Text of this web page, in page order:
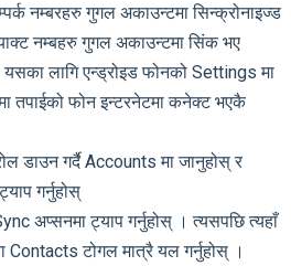
नम्बरहरु गुगल अकाउन्टमा सिन्क्रोनाइज्ड
नम्बहरु गुगल अकाउन्टमा सिंक भए
लागि एन्ड्रोइड फोनको Settings मा
तपाईको फोन इन्टरनेटमा कनेक्ट भएकै
डाउन गर्दै Accounts मा जानुहोस् र
गर्नुहोस्
अप्सनमा ट्याप गर्नुहोस् । त्यसपछि त्यहाँ
Contacts टोगल मात्रै यल गर्नुहोस् ।